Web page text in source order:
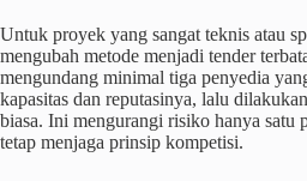
Untuk proyek yang sangat teknis atau
mengubah metode menjadi tender
mengundang minimal tiga penyedia
kapasitas dan reputasinya, lalu
biasa. Ini mengurangi risiko hanya satu
tetap menjaga prinsip kompetisi.